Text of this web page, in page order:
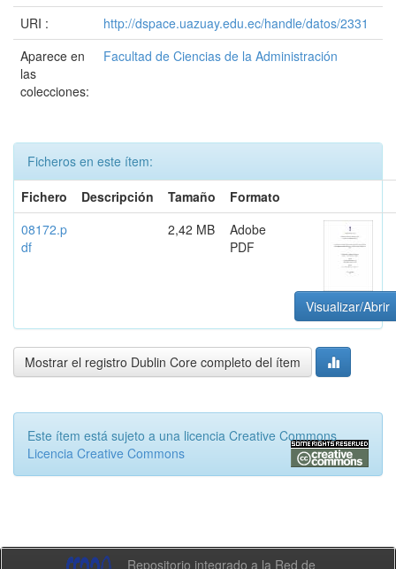
URI :
http://dspace.uazuay.edu.ec/handle/datos/2331
Aparece en
las
colecciones:
Facultad de Ciencias de la Administración
Ficheros en este ítem:
Fichero
Descripción Tamaño
Formato
08172.p
df
2,42 MB
Adobe
PDF
Visualizar/Abrir
Mostrar el registro Dublin Core completo del ítem
Este ítem está sujeto a una licencia Creative Commons
Licencia Creative Commons
Repositorio integrado a la Red de